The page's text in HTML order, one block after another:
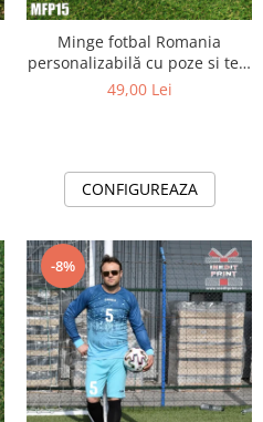
Minge fotbal Romania
personalizabilă cu poze si text
- MFN15
49,00 Lei
CONFIGUREAZA
-8%